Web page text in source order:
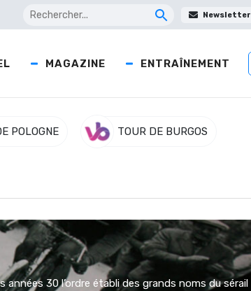
Newsletter
MAGAZINE ENTRAÎNEMENT
POLOGNE TOUR DE BURGOS
années 30 l’ordre établi des grands noms du sérail